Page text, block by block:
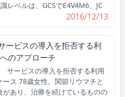
レベルは、GCSでE4V4M6、JC
2016/12/13
ービスの導入を拒否する利
のアプローチ
サービスの導入を拒否する利用
ース 78歳女性。関節リウマチと
があり、治療を続けているものの